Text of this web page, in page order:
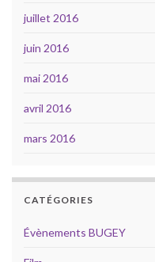
juillet 2016
juin 2016
mai 2016
avril 2016
mars 2016
CATÉGORIES
Évènements BUGEY